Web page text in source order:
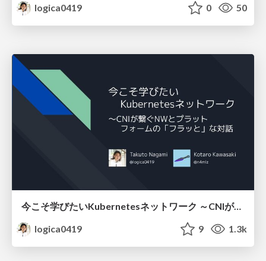
logica0419
0 50
今こそ学びたいKubernetesネットワーク ～CNIが繋ぐNWとプラットフォームの「フラッと」な対話
logica0419
9 1.3k